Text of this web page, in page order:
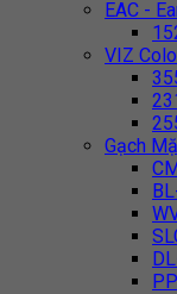
EAC -
VIZ
Gạch